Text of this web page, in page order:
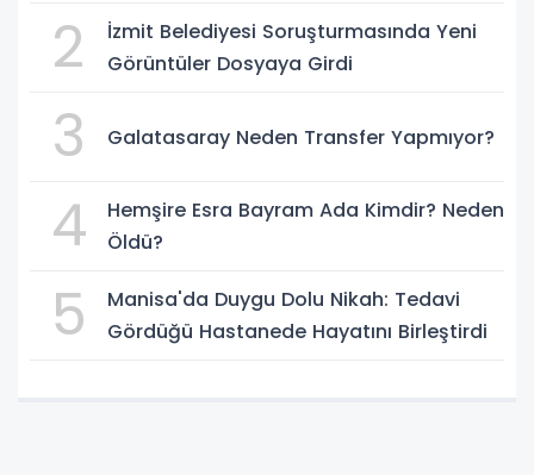
2
İzmit Belediyesi Soruşturmasında Yeni
Görüntüler Dosyaya Girdi
3 Galatasaray Neden Transfer Yapmıyor?
4
Hemşire Esra Bayram Ada Kimdir? Neden
Öldü?
5
Manisa'da Duygu Dolu Nikah: Tedavi
Gördüğü Hastanede Hayatını Birleştirdi